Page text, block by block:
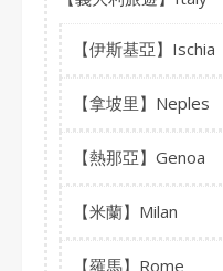
【伊斯基亞】Ischia
【拿坡里】Neples
【熱那亞】Genoa
【米蘭】Milan
【羅馬】Rome